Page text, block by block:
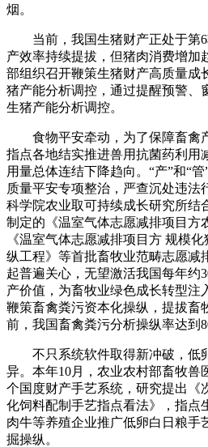
烟。
当前，我国生猪财产正处于第6
产效率持续提拔，但猪肉消费增加
部组织召开鞭策生猪财产高质量成
猪产能分析调控，通过提醒预警、
生猪产能分析调控。
食物平安牵动，为了保障畜禽
指点各地结实推进兽用抗菌药利用
用量总体连结下降趋向。“产”和“
质量平安专项整治，严查沉处违法
科学院农业取可持续成长研究所结
制定的《温室气体志愿减排项目方
《温室气体志愿减排项目方 规模
纵工程》等首批畜牧业范畴志愿减
起普遍关心，无望激活我国每年约
产价值，为畜牧业绿色成长转型注
鞭策畜禽粪污资本化操纵，提拔畜
前，我国畜禽粪污分析操纵率达到
不只系统软件取得新冲破，低
异。本年10月，农业农村部畜牧兽
个国度财产手艺系统，研究提出《
化饲料配制手艺指点看法》，指点
肉牛等养殖企业推广低卵白日粮手
掘操纵。